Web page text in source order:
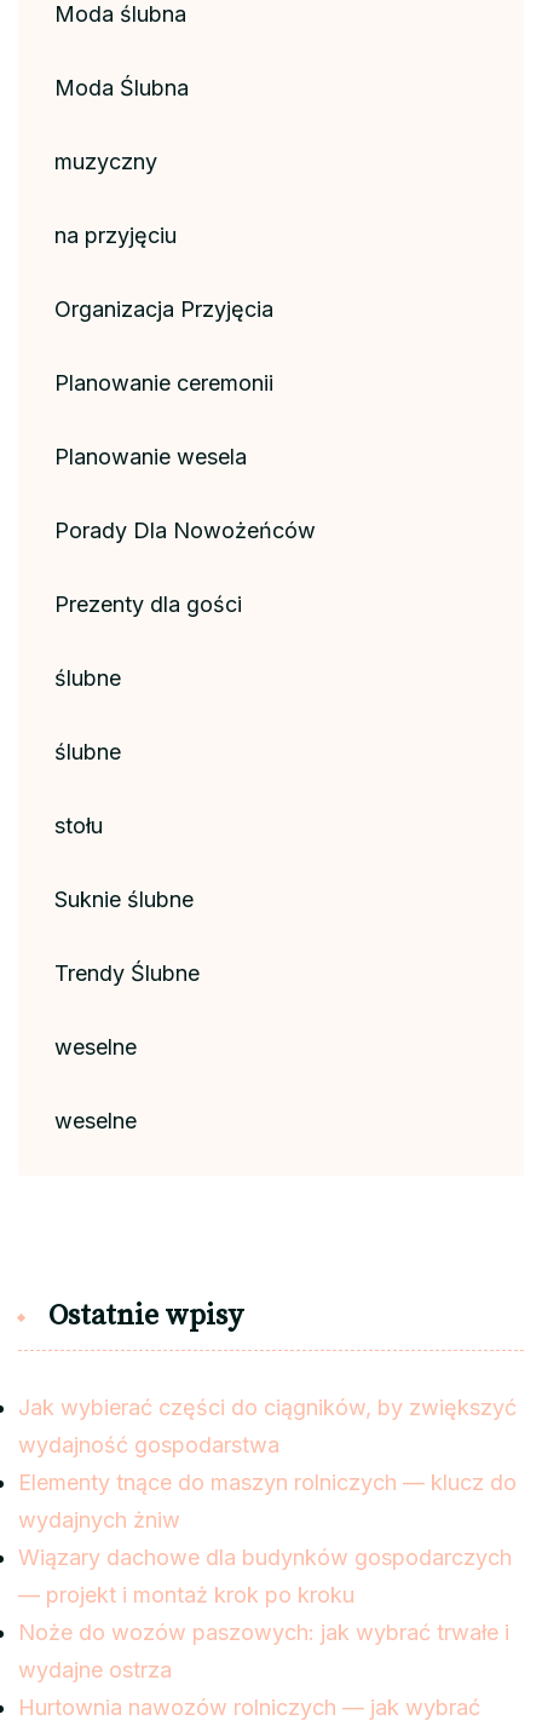
Moda ślubna
Moda Ślubna
muzyczny
na przyjęciu
Organizacja Przyjęcia
Planowanie ceremonii
Planowanie wesela
Porady Dla Nowożeńców
Prezenty dla gości
ślubne
ślubne
stołu
Suknie ślubne
Trendy Ślubne
weselne
weselne
Ostatnie wpisy
Jak wybierać części do ciągników, by zwiększyć
wydajność gospodarstwa
Elementy tnące do maszyn rolniczych — klucz do
wydajnych żniw
Wiązary dachowe dla budynków gospodarczych
— projekt i montaż krok po kroku
Noże do wozów paszowych: jak wybrać trwałe i
wydajne ostrza
Hurtownia nawozów rolniczych — jak wybrać